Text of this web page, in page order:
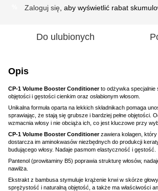
Zaloguj się , aby wyświetlić rabat
Do ulubionych
Opis
CP-1 Volume Booster Conditionerto odżywka specjalnie
objętości i gęstości cienkim oraz osłabionym włosom.
Unikalna formuła oparta na lekkich składnikach pomaga
sprawiając, że stają się grubsze i bardziej pełne objętości.
wzmacnia włosy i nie obciąża ich, co jest kluczowe przy
CP-1 Volume Booster Conditionerzawiera kolagen, który
dostarcza im aminokwasów niezbędnych do produkcji
budującego włosy. Nadaje pasmom elastyczność i gęstość.
Pantenol (prowitaminy B5) poprawia strukturę włosów,
nawilża.
Ekstrakt z bambusa stymuluje krążenie krwi w skórze
sprężystość i naturalną objętość, a także ma właściwości